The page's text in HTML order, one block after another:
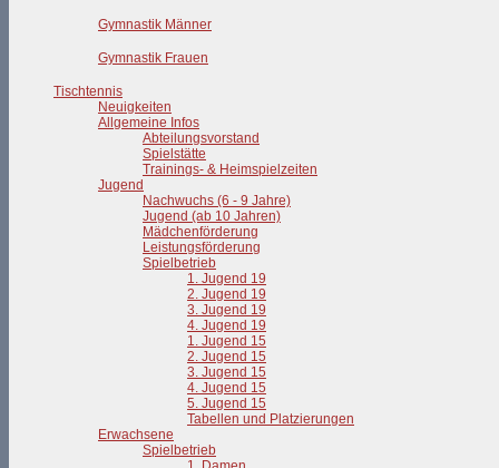
Gymnastik Männer
Gymnastik Frauen
Tischtennis
Neuigkeiten
Allgemeine Infos
Abteilungsvorstand
Spielstätte
Trainings- & Heimspielzeiten
Jugend
Nachwuchs (6 - 9 Jahre)
Jugend (ab 10 Jahren)
Mädchenförderung
Leistungsförderung
Spielbetrieb
1. Jugend 19
2. Jugend 19
3. Jugend 19
4. Jugend 19
1. Jugend 15
2. Jugend 15
3. Jugend 15
4. Jugend 15
5. Jugend 15
Tabellen und Platzierungen
Erwachsene
Spielbetrieb